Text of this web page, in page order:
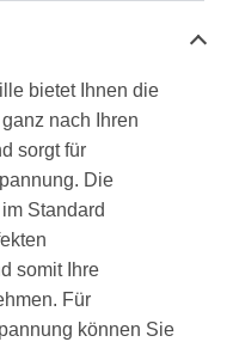
bietet Ihnen die
nach Ihren
sorgt für
Die
Standard
somit Ihre
Für
können Sie